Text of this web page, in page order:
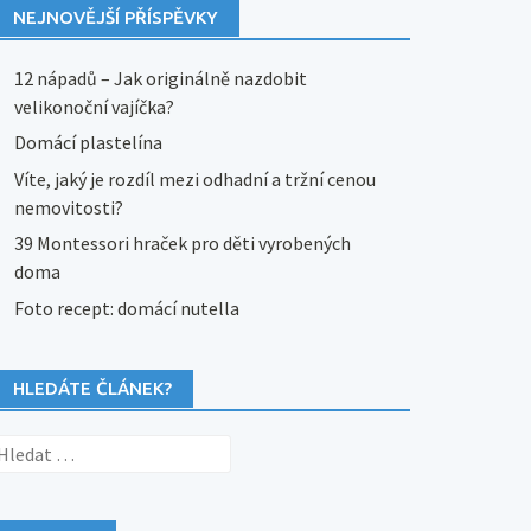
NEJNOVĚJŠÍ PŘÍSPĚVKY
12 nápadů – Jak originálně nazdobit
velikonoční vajíčka?
Domácí plastelína
Víte, jaký je rozdíl mezi odhadní a tržní cenou
nemovitosti?
39 Montessori hraček pro děti vyrobených
doma
Foto recept: domácí nutella
HLEDÁTE ČLÁNEK?